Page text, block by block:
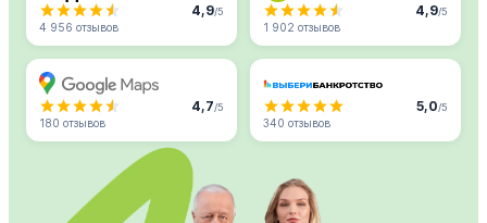
4,9/5
4 956 отзывов
4,9/5
1 902 отзывов
4,7/5
180 отзывов
5,0/5
340 отзывов